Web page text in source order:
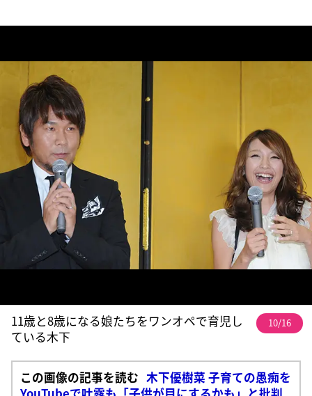
11歳と8歳になる娘たちをワンオペで育児し
ている木下
10/16
この画像の記事を読む 木下優樹菜 子育ての愚痴を